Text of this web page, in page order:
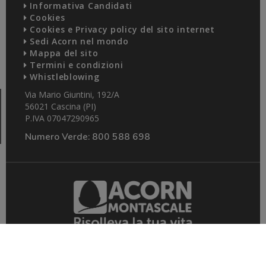
Informativa Candidati
Cookies
Cookies e Privacy policy del sito internet
Sedi Acorn nel mondo
Mappa del sito
Termini e condizioni
Whistleblowing
Via Mario Giuntini, 192/A
56021 Cascina (PI)
P.IVA 07047290965
Numero Verde: 800 588 698